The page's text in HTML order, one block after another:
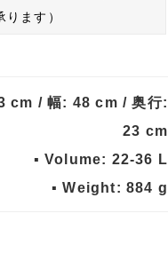
ます）
cm / 幅: 48 cm / 奥行:
23 cm
▪ Volume: 22-36 L
▪ Weight: 884 g